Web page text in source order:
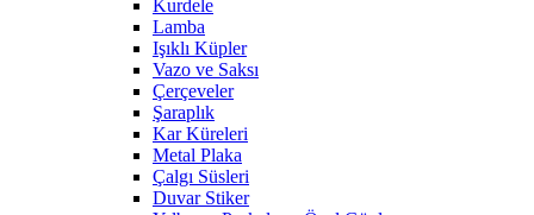
Kurdele
Lamba
Işıklı Küpler
Vazo ve Saksı
Çerçeveler
Şaraplık
Kar Küreleri
Metal Plaka
Çalgı Süsleri
Duvar Stiker